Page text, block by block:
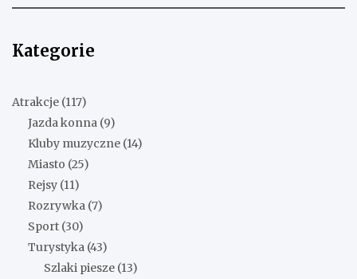
Kategorie
Atrakcje (117)
Jazda konna (9)
Kluby muzyczne (14)
Miasto (25)
Rejsy (11)
Rozrywka (7)
Sport (30)
Turystyka (43)
Szlaki piesze (13)